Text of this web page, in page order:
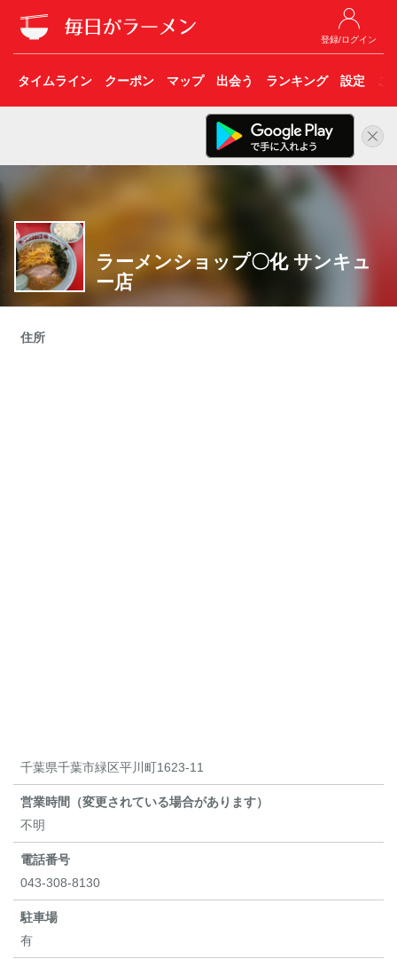
登録/ログイン
タイムライン クーポン マップ 出会う ランキング 設定 こ
ラーメンショップ〇化 サンキュ
ー店
住所
千葉県千葉市緑区平川町1623-11
営業時間（変更されている場合があります）
不明
電話番号
043-308-8130
駐車場
有